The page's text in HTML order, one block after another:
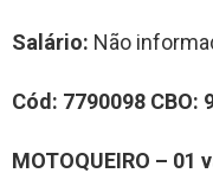
Salário: Não
Cód: 7790098 CBO:
MOTOQUEIRO – 01